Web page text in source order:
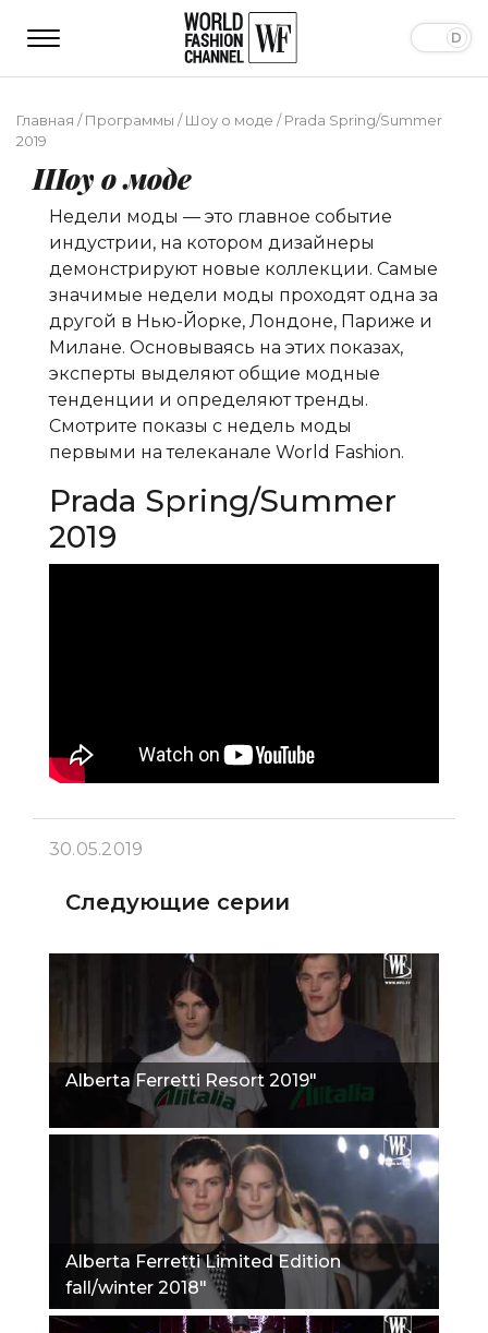
Главная /Программы /Шоу о моде /Prada Spring/Summer
2019
Шоу о моде
Недели моды — это главное событие
индустрии, на котором дизайнеры
демонстрируют новые коллекции. Самые
значимые недели моды проходят одна за
другой в Нью-Йорке, Лондоне, Париже и
Милане. Основываясь на этих показах,
эксперты выделяют общие модные
тенденции и определяют тренды.
Смотрите показы с недель моды
первыми на телеканале World Fashion.
Prada Spring/Summer
2019
30.05.2019
Следующие серии
Alberta Ferretti Resort 2019"
Alberta Ferretti Limited Edition
fall/winter 2018"